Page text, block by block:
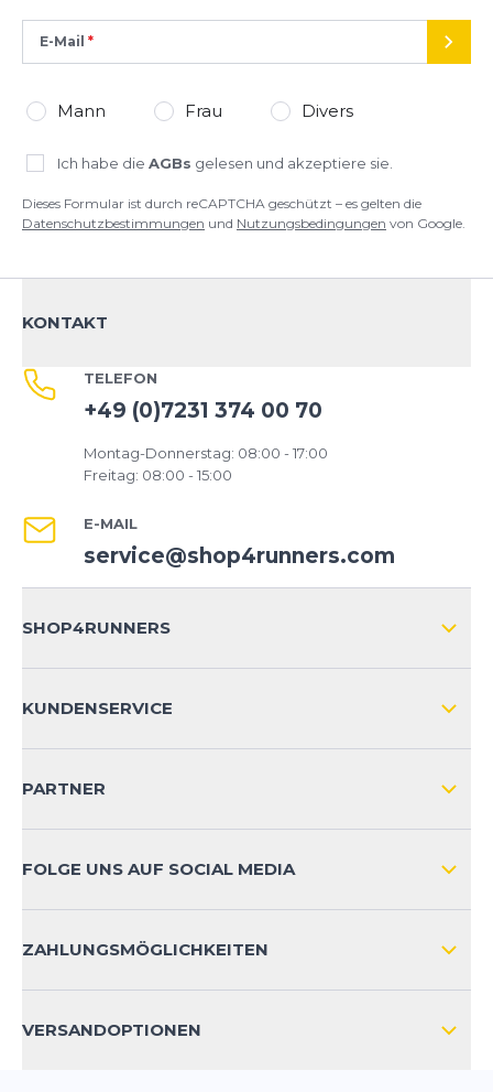
E-Mail
Mann Frau Divers
Ich habe die AGBs gelesen und akzeptiere sie.
Dieses Formular ist durch reCAPTCHA geschützt – es gelten die
Datenschutzbestimmungen und Nutzungsbedingungen von Google.
KONTAKT
TELEFON
+49 (0)7231 374 00 70
Montag-Donnerstag: 08:00 - 17:00
Freitag: 08:00 - 15:00
E-MAIL
service@shop4runners.com
SHOP4RUNNERS
KUNDENSERVICE
KONTAKT
PRODUKTSICHERHEIT
PARTNER
FOLGE UNS AUF SOCIAL MEDIA
ZAHLUNGSMÖGLICHKEITEN
VERSANDOPTIONEN